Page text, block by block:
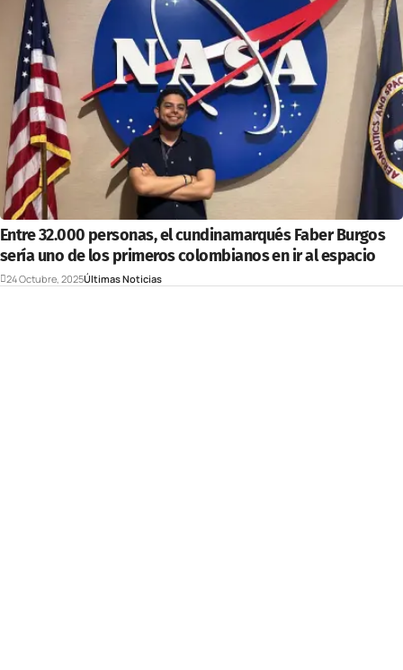
Entre 32.000 personas, el cundinamarqués Faber Burgos
sería uno de los primeros colombianos en ir al espacio
24 Octubre, 2025Últimas Noticias